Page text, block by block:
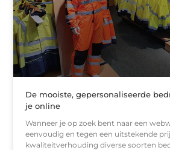
De mooiste, gepersonaliseerde
je online
Wanneer je op zoek bent naar een
eenvoudig en tegen een uitstekende
kwaliteitverhouding diverse soorten